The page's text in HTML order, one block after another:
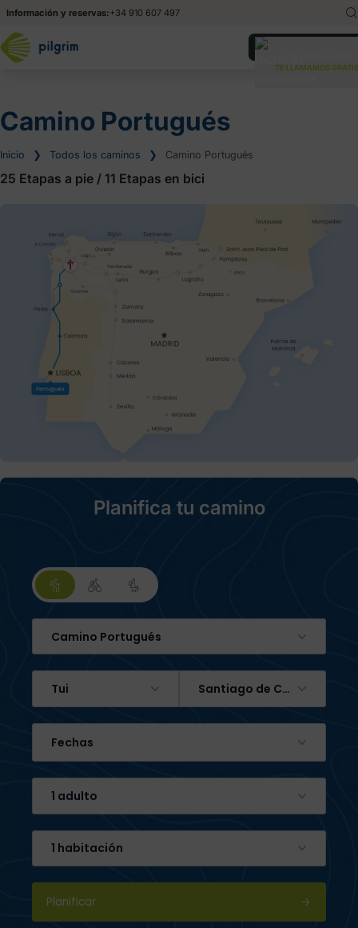
Información y reservas:+34 910 607 497
Deutsch
TE LLAMAMOS
Camino Portugués
Inicio ❯ Todos los caminos ❯ Camino Portugués
25 Etapas a pie / 11 Etapas en bici
Planifica tu camino
Camino Portugués
Tui Santiago de Compostela
Fechas
1 adulto
1 habitación
Planificar